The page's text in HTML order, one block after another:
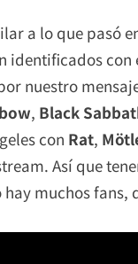
a lo que pasó
identificados
nuestro
, Black
con Rat,
Así que
muchos